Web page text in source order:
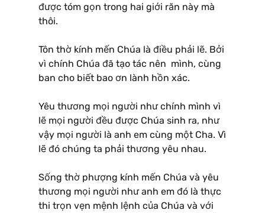
được tóm gọn trong hai giới răn này mà
thôi.
Tôn thờ kính mến Chúa là điều phải lẽ. Bởi
vì chính Chúa đã tạo tác nên mình, cùng
ban cho biết bao ơn lành hồn xác.
Yêu thương mọi người như chính mình vì
lẽ mọi người đều được Chúa sinh ra, như
vậy mọi người là anh em cùng một Cha. Vì
lẽ đó chúng ta phải thương yêu nhau.
Sống thờ phượng kính mến Chúa và yêu
thương mọi người như anh em đó là thực
thi trọn vẹn mệnh lệnh của Chúa và với